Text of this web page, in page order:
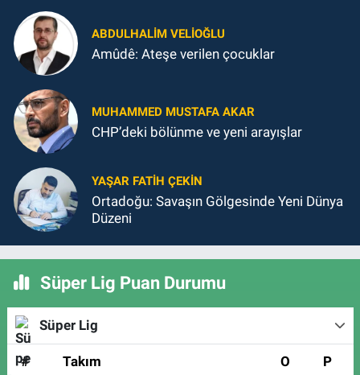
ABDULHALIM VELIOĞLU
Amûdê: Ateşe verilen çocuklar
MUHAMMED MUSTAFA AKAR
CHP’deki bölünme ve yeni arayışlar
YAŞAR FATIH ÇEKIN
Ortadoğu: Savaşın Gölgesinde Yeni Dünya
Düzeni
Süper Lig Puan Durumu
Süper Lig
# Takım O P